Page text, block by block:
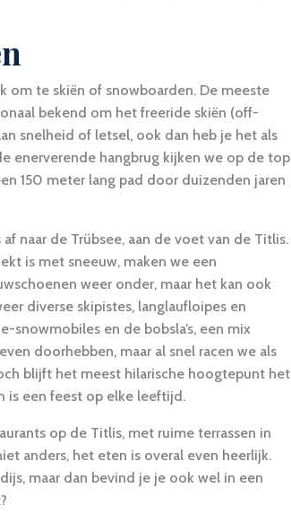
om te skiën of snowboarden. De meeste
bekend om het freeride skiën (off-
snelheid of letsel, ook dan heb je het als
enerverende hangbrug kijken we op de top
150 meter lang pad door duizenden jaren
naar de Trübsee, aan de voet van de Titlis.
is met sneeuw, maken we een
weer onder, maar het kan ook
diverse skipistes, langlaufloipes en
snowmobiles en de bobsla’s, een mix
doorhebben, maar al snel racen we als
blijft het meest hilarische hoogtepunt het
is een feest op elke leeftijd.
op de Titlis, met ruime terrassen in
anders, het eten is overal even heerlijk.
maar dan bevind je je ook wel in een